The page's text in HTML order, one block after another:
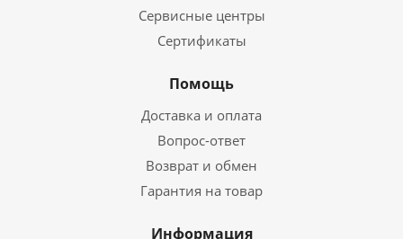
Сервисные центры
Сертификаты
Помощь
Доставка и оплата
Вопрос-ответ
Возврат и обмен
Гарантия на товар
Информация